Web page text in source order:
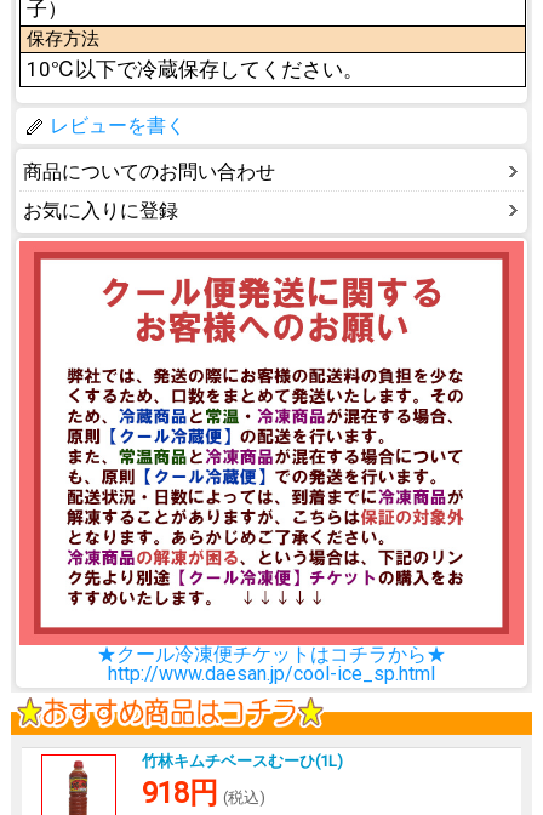
子）
保存方法
10℃以下で冷蔵保存してください。
レビューを書く
商品についてのお問い合わせ
お気に入りに登録
★クール冷凍便チケットはコチラから★
http://www.daesan.jp/cool-ice_sp.html
竹林キムチベースむーひ(1L)
918円 (税込)